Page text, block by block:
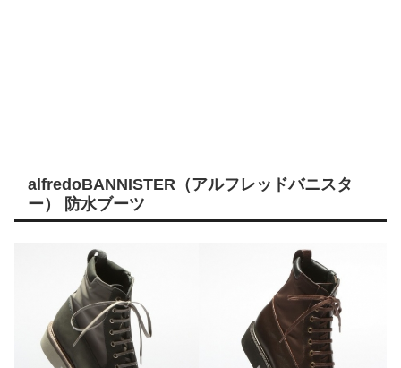
alfredoBANNISTER（アルフレッドバニスタ
ー） 防水ブーツ